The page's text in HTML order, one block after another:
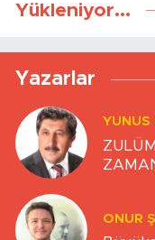
Yükleniyor...
Yazarlar
YUNUS
ONUR